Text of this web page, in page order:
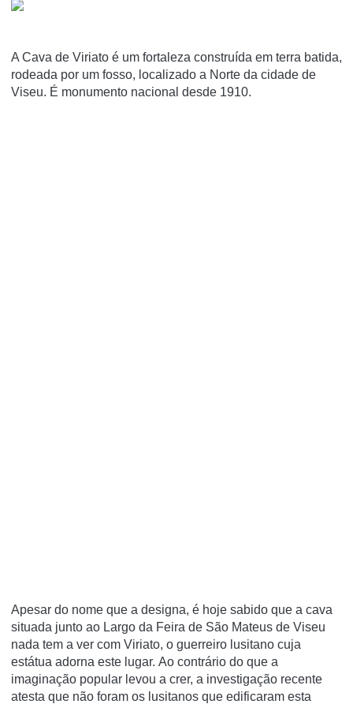
A Cava de Viriato é um fortaleza construí­da em terra batida,
rodeada por um fosso, localizado a Norte da cidade de
Viseu. É monumento nacional desde 1910.
Apesar do nome que a designa, é hoje sabido que a cava
situada junto ao Largo da Feira de São Mateus de Viseu
nada tem a ver com Viriato, o guerreiro lusitano cuja
estátua adorna este lugar. Ao contrário do que a
imaginação popular levou a crer, a investigação recente
atesta que não foram os lusitanos que edificaram esta